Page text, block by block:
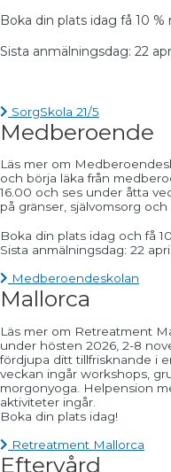
Boka din plats idag få 10 %
Sista anmälningsdag: 22
SorgSkola 21/5
Medberoende
Läs mer om
och börja läka från
16.00 och ses under åtta
på gränser, självomsorg
Boka din plats idag och få
Sista anmälningsdag: 22
Medberoendeskolan
Mallorca
Läs mer om Retreatment
under hösten 2026, 2-8
fördjupa ditt tillfrisknande i
veckan ingår workshops,
morgonyoga.
Helpension
aktiviteter ingår.
Boka din plats idag!
Retreatment Mallorca
Eftervård